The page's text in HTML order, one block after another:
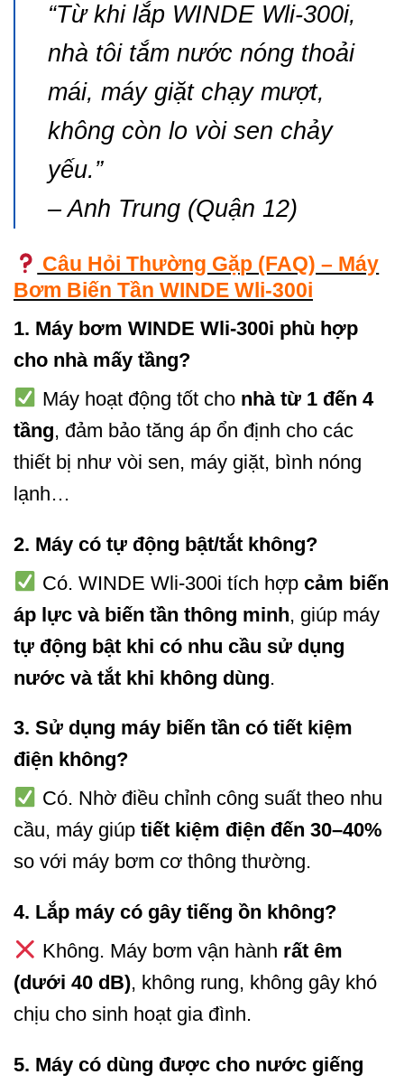
“Từ khi lắp WINDE Wli-300i,
nhà tôi tắm nước nóng thoải
mái, máy giặt chạy mượt,
không còn lo vòi sen chảy
yếu.”
– Anh Trung (Quận 12)
Câu Hỏi Thường Gặp (FAQ) – Máy
Bơm Biến Tần WINDE Wli-300i
1. Máy bơm WINDE Wli-300i phù hợp
cho nhà mấy tầng?
Máy hoạt động tốt cho nhà từ 1 đến 4
tầng, đảm bảo tăng áp ổn định cho các
thiết bị như vòi sen, máy giặt, bình nóng
lạnh…
2. Máy có tự động bật/tắt không?
Có. WINDE Wli-300i tích hợp cảm biến
áp lực và biến tần thông minh, giúp máy
tự động bật khi có nhu cầu sử dụng
nước và tắt khi không dùng.
3. Sử dụng máy biến tần có tiết kiệm
điện không?
Có. Nhờ điều chỉnh công suất theo nhu
cầu, máy giúp tiết kiệm điện đến 30–40%
so với máy bơm cơ thông thường.
4. Lắp máy có gây tiếng ồn không?
Không. Máy bơm vận hành rất êm
(dưới 40 dB), không rung, không gây khó
chịu cho sinh hoạt gia đình.
5. Máy có dùng được cho nước giếng